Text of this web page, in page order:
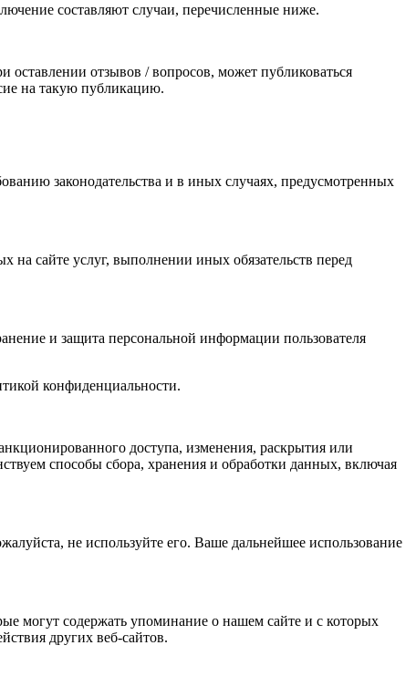
составляют случаи, перечисленные ниже.
оставлении отзывов / вопросов, может публиковаться
на такую публикацию.
законодательства и в иных случаях, предусмотренных
на сайте услуг, выполнении иных обязательств перед
и защита персональной информации пользователя
конфиденциальности.
доступа, изменения, раскрытия или
способы сбора, хранения и обработки данных, включая
не используйте его. Ваше дальнейшее использование
могут содержать упоминание о нашем сайте и с которых
других веб-сайтов.